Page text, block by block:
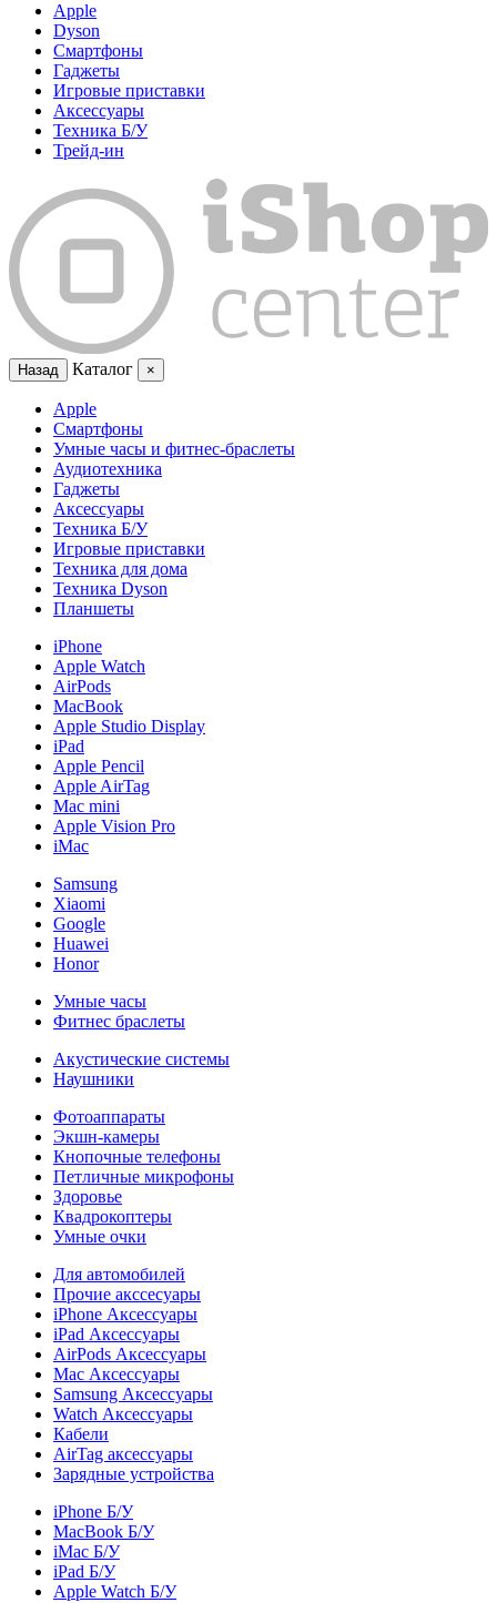
Apple
Dyson
Смартфоны
Гаджеты
Игровые приставки
Аксессуары
Техника Б/У
Трейд-ин
Назад Каталог ×
Apple
Смартфоны
Умные часы и фитнес-браслеты
Аудиотехника
Гаджеты
Аксессуары
Техника Б/У
Игровые приставки
Техника для дома
Техника Dyson
Планшеты
iPhone
Apple Watch
AirPods
MacBook
Apple Studio Display
iPad
Apple Pencil
Apple AirTag
Mac mini
Apple Vision Pro
iMac
Samsung
Xiaomi
Google
Huawei
Honor
Умные часы
Фитнес браслеты
Акустические системы
Наушники
Фотоаппараты
Экшн-камеры
Кнопочные телефоны
Петличные микрофоны
Здоровье
Квадрокоптеры
Умные очки
Для автомобилей
Прочие акссесуары
iPhone Аксессуары
iPad Аксессуары
AirPods Аксессуары
Mac Аксессуары
Samsung Аксессуары
Watch Аксессуары
Кабели
AirTag аксессуары
Зарядные устройства
iPhone Б/У
MacBook Б/У
iMac Б/У
iPad Б/У
Apple Watch Б/У